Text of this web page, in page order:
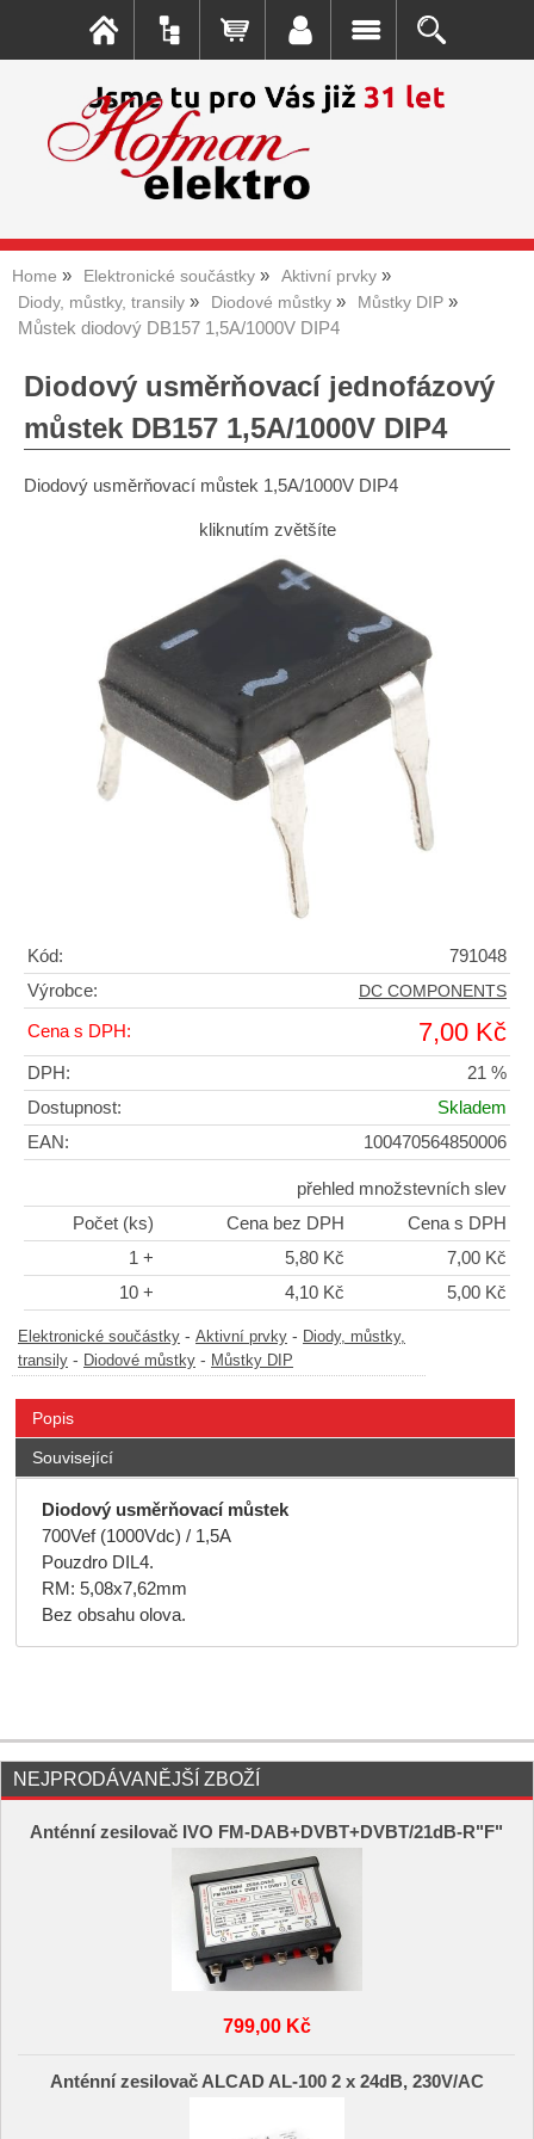
Home Elektronické součástky
Aktivní prvky
Diody, můstky, transily
Diodové můstky Můstky DIP
Můstek diodový DB157 1,5A/1000V DIP4
Diodový usměrňovací jednofázový
můstek DB157 1,5A/1000V DIP4
Diodový usměrňovací můstek 1,5A/1000V DIP4
kliknutím zvětšíte
Kód:
791048
Výrobce:
DC COMPONENTS
Cena s DPH: 7,00 Kč
DPH:
21 %
Dostupnost:
Skladem
EAN:
100470564850006
přehled množstevních slev
Počet (ks)
Cena bez DPH
Cena s DPH
1 +
5,80 Kč
7,00 Kč
10 +
4,10 Kč 5,00 Kč
Elektronické součástky - Aktivní prvky - Diody, můstky,
transily - Diodové můstky - Můstky DIP
Popis
Související
Diodový usměrňovací můstek
700Vef (1000Vdc) / 1,5A
Pouzdro DIL4.
RM: 5,08x7,62mm
Bez obsahu olova.
NEJPRODÁVANĚJŠÍ ZBOŽÍ
Anténní zesilovač IVO FM-DAB+DVBT+DVBT/21dB-R"F"
799,00 Kč
Anténní zesilovač ALCAD AL-100 2 x 24dB, 230V/AC